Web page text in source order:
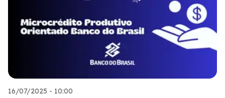
16/07/2025 - 10:00